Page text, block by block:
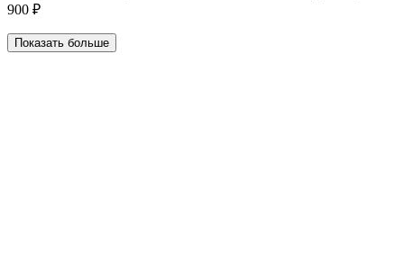
900 ₽
Показать больше